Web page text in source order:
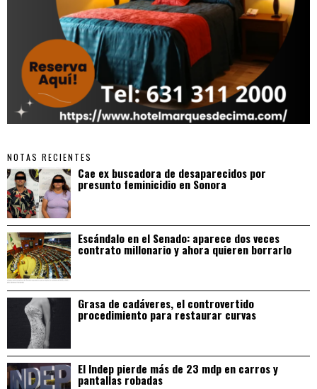
NOTAS RECIENTES
Cae ex buscadora de desaparecidos por
presunto feminicidio en Sonora
Escándalo en el Senado: aparece dos veces
contrato millonario y ahora quieren borrarlo
Grasa de cadáveres, el controvertido
procedimiento para restaurar curvas
El Indep pierde más de 23 mdp en carros y
pantallas robadas